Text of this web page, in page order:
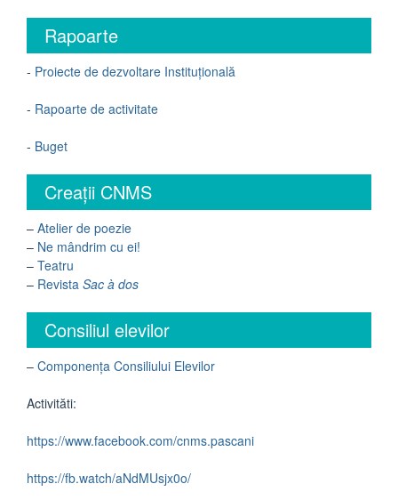
Rapoarte
- Proiecte de dezvoltare Instituțională
- Rapoarte de activitate
- Buget
Creații CNMS
– Atelier de poezie
– Ne mândrim cu ei!
– Teatru
– Revista Sac à dos
Consiliul elevilor
– Componența Consiliului Elevilor
Activităti:
https://www.facebook.com/cnms.pascani
https://fb.watch/aNdMUsjx0o/